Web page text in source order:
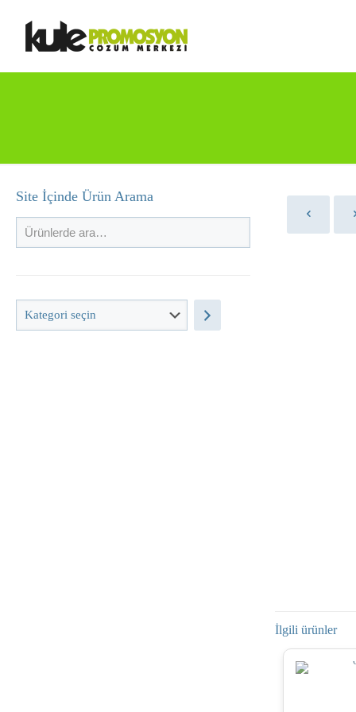
İlgili ürünler
Site İçinde Ürün Arama
Kategori